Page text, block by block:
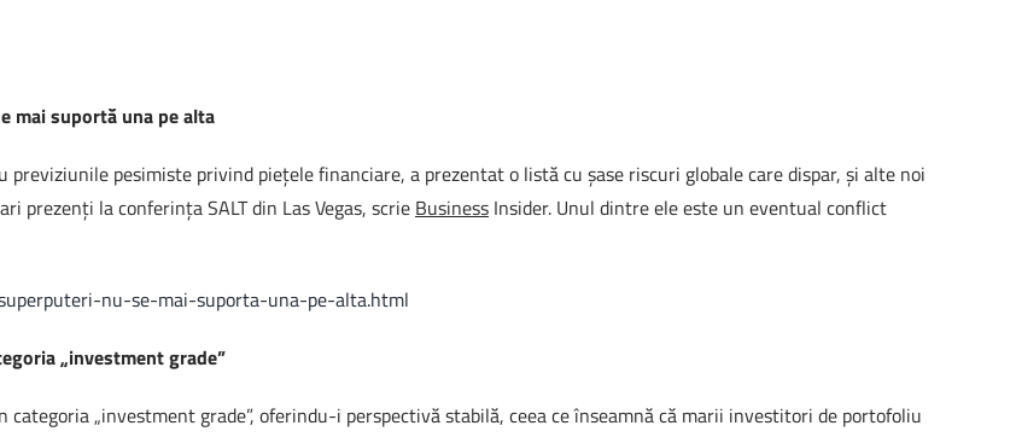
mai suportă una pe alta
pesimiste privind pieţele financiare, a prezentat o listă cu şase riscuri globale care dispar, şi alte noi
prezenţi la conferinţa SALT din Las Vegas, scrie Business Insider. Unul dintre ele este un eventual conflict
nu-se-mai-suporta-una-pe-alta.html
„investment grade”
„investment grade”, oferindu-i perspectivă stabilă, ceea ce înseamnă că marii investitori de portofoliu